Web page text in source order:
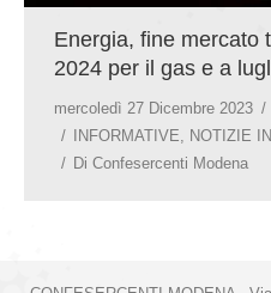
Energia, fine mercato
2024 per il gas e a
mercoledì 27 Dicembre 2023
INFORMATIVE
NOTIZIE
Di Confesercenti Modena